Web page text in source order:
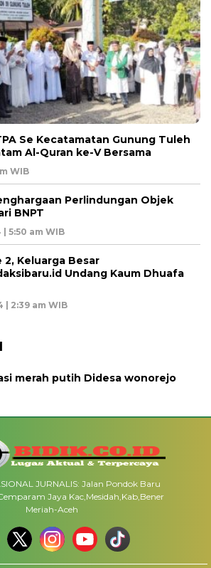
Se Kecatamatan Gunung Tuleh
Al-Quran ke-V Bersama
WIB
Perlindungan Objek
BNPT
5:50 am WIB
Keluarga Besar
Undang Kaum Dhuafa
| 2:39 am WIB
merah putih Didesa wonorejo
JURNALIS: Jalan Pondok Baru
Jaya Kac,Mesidah,Kab,Bener
Meriah-Aceh